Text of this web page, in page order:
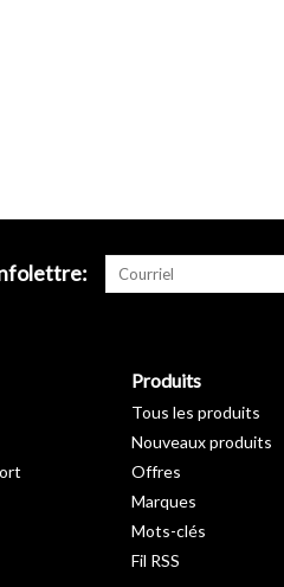
Produits
Tous les produits
Nouveaux produits
Offres
Marques
Mots-clés
Fil RSS